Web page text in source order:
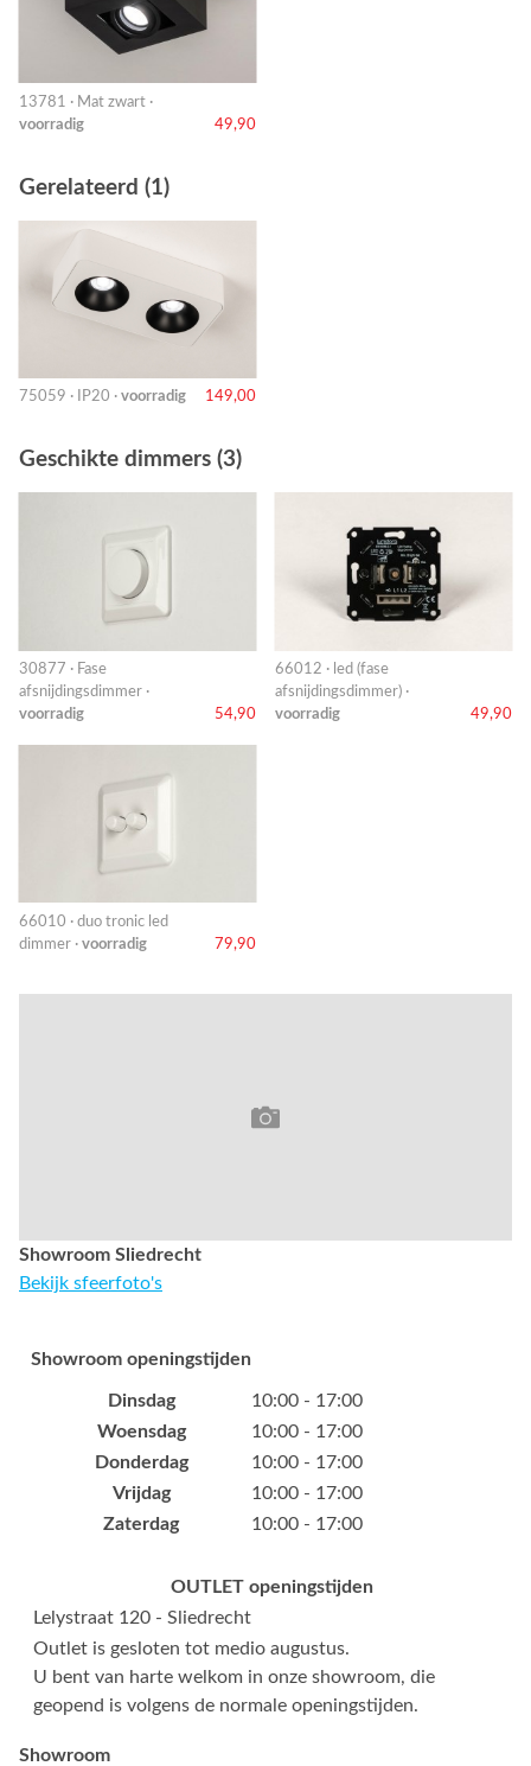
13781 · Mat zwart ·
voorradig
49,90
Gerelateerd (1)
75059 · IP20 · voorradig 149,00
Geschikte dimmers (3)
30877 · Fase
afsnijdingsdimmer ·
voorradig
54,90
66012 · led (fase
afsnijdingsdimmer) ·
voorradig
49,90
66010 · duo tronic led
dimmer · voorradig 79,90
Showroom Sliedrecht
Bekijk sfeerfoto's
Showroom openingstijden
Dinsdag
10:00 - 17:00
Woensdag
10:00 - 17:00
Donderdag
10:00 - 17:00
Vrijdag
10:00 - 17:00
Zaterdag
10:00 - 17:00
OUTLET openingstijden
Lelystraat 120 - Sliedrecht
Outlet is gesloten tot medio augustus.
U bent van harte welkom in onze showroom, die
geopend is volgens de normale openingstijden.
Showroom